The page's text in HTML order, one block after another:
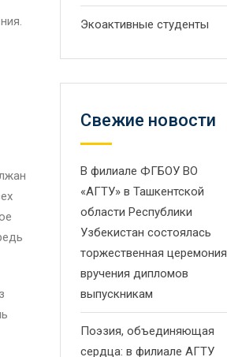
Экоактивные студенты
Свежие новости
В филиале ФГБОУ ВО
«АГТУ» в Ташкентской
области Республики
Узбекистан состоялась
торжественная церемония
вручения дипломов
выпускникам
Поэзия, объединяющая
сердца: в филиале АГТУ